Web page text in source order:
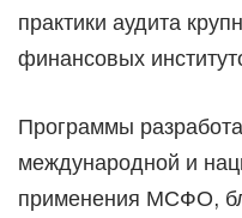
практики аудита
финансовых
Программы
международной и
применения МСФО,